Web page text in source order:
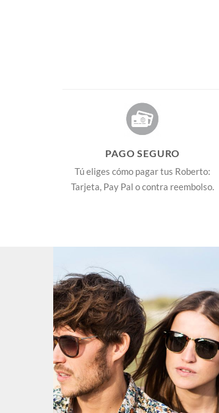
PAGO SEGURO
Tú eliges cómo pagar tus Roberto:
Tarjeta, Pay Pal o contra reembolso.